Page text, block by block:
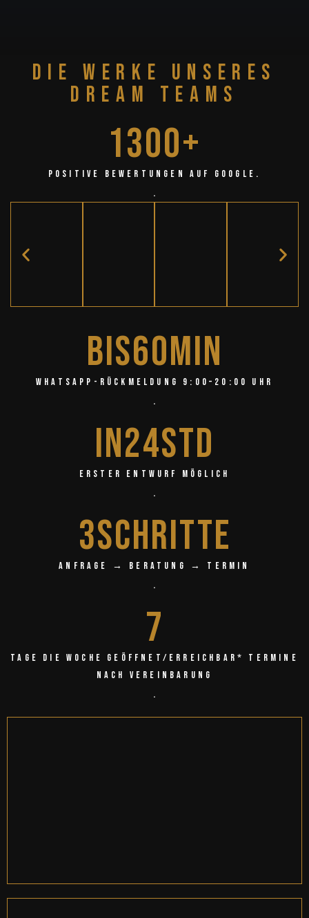
Die Werke unseres
Dream Teams
1300+
positive Bewertungen auf Google.
.
BIS60Min
WhatsApp-Rückmeldung 9:00–20:00 Uhr
.
IN24STD
erster Entwurf möglich
.
3Schritte
Anfrage → Beratung → Termin
.
7
Tage die Woche geöffnet/erreichbar* Termine
nach Vereinbarung
.